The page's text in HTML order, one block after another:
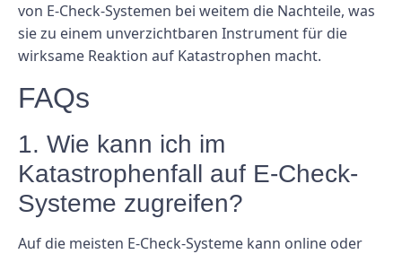
von E-Check-Systemen bei weitem die Nachteile, was
sie zu einem unverzichtbaren Instrument für die
wirksame Reaktion auf Katastrophen macht.
FAQs
1. Wie kann ich im
Katastrophenfall auf E-Check-
Systeme zugreifen?
Auf die meisten E-Check-Systeme kann online oder